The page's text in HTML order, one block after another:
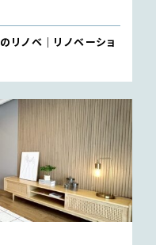
リノベ｜リノベーショ